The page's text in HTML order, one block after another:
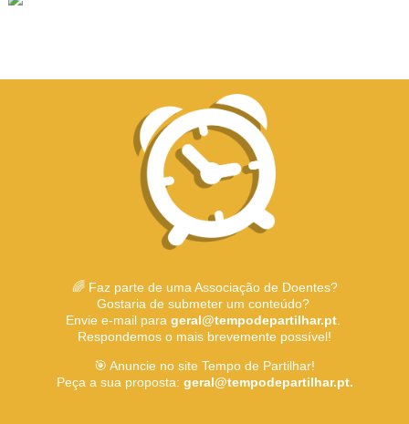
🌈 Faz parte de uma Associação de Doentes?
Gostaria de submeter um conteúdo?
Envie e-mail para geral@tempodepartilhar.pt.
Respondemos o mais brevemente possível!
🎯 Anuncie no site Tempo de Partilhar!
Peça a sua proposta: geral@tempodepartilhar.pt.